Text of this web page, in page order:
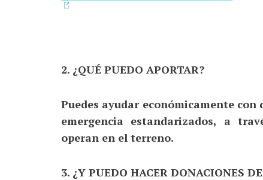
2. ¿QUÉ PUEDO APORTAR?
Puedes ayudar económicamente
emergencia estandarizados, a
operan en el terreno.
3. ¿Y PUEDO HACER DONACIONES